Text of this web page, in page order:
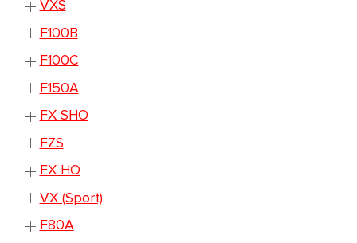
VXS
F100B
F100C
F150A
FX SHO
FZS
FX HO
VX (Sport)
F80A